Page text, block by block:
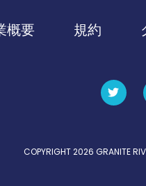
概要 規約
COPYRIGHT 2026 GRANITE